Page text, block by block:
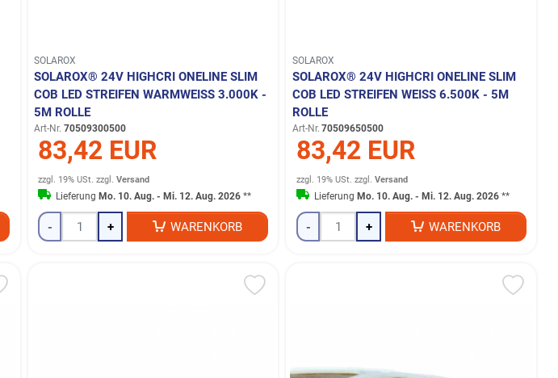
SOLAROX
SOLAROX® 24V HIGHCRI ONELINE SLIM
COB LED STREIFEN WARMWEISS 3.000K - 5
M ROLLE
Art-Nr. 70509300500
83,42 EUR
zzgl. 19% USt. zzgl.Versand
Lieferung Mo. 10. Aug. - Mi. 12. Aug. 2026 **
- + WARENKORB
SOLAROX
SOLAROX® 24V HIGHCRI ONELINE SLIM
COB LED STREIFEN WEISS 6.500K - 5M R
OLLE
Art-Nr. 70509650500
83,42 EUR
zzgl. 19% USt. zzgl. Versand
Lieferung Mo. 10. Aug. - Mi. 12. Aug. 2026**
- + WARENKORB